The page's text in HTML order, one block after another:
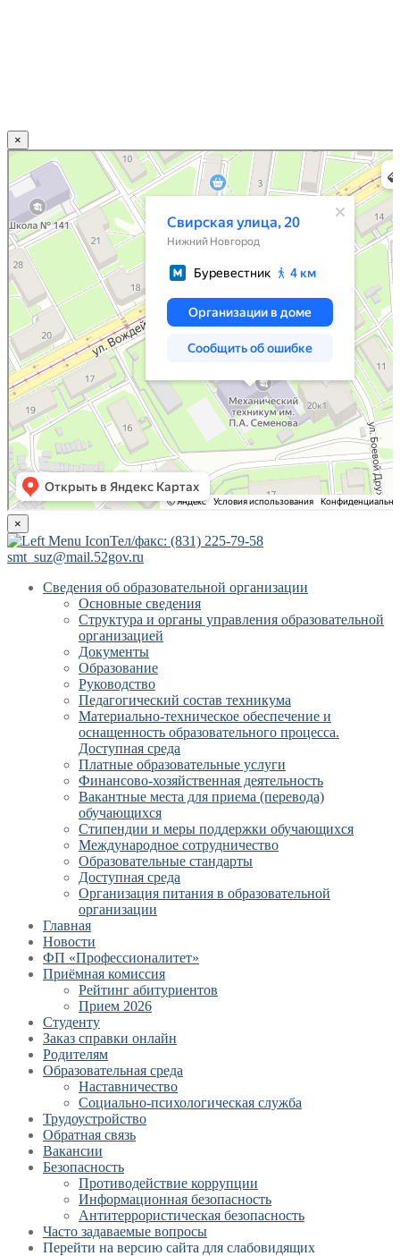
×
Нижний Новгород
Свирская улица, 20 — Яндекс.Карты
×
Тел/факс: (831) 225-79-58
smt_suz@mail.52gov.ru
Сведения об образовательной организации
Основные сведения
Структура и органы управления образовательной
организацией
Документы
Образование
Руководство
Педагогический состав техникума
Материально-техническое обеспечение и
оснащенность образовательного процесса.
Доступная среда
Платные образовательные услуги
Финансово-хозяйственная деятельность
Вакантные места для приема (перевода)
обучающихся
Стипендии и меры поддержки обучающихся
Международное сотрудничество
Образовательные стандарты
Доступная среда
Организация питания в образовательной
организации
Главная
Новости
ФП «Профессионалитет»
Приёмная комиссия
Рейтинг абитуриентов
Прием 2026
Студенту
Заказ справки онлайн
Родителям
Образовательная среда
Наставничество
Социально-психологическая служба
Трудоустройство
Обратная связь
Вакансии
Безопасность
Противодействие коррупции
Информационная безопасность
Антитеррористическая безопасность
Часто задаваемые вопросы
Перейти на версию сайта для слабовидящих